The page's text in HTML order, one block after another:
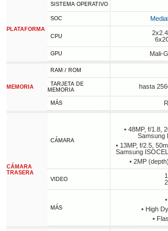
PLATAFORMA
SISTEMA OPERATIVO
SOC
CPU
GPU Mali-
MEMORIA
RAM / ROM
TARJETA DE
MEMORIA
hasta
MÁS
CÁMARA
TRASERA
CÁMARA
• 48MP, f/1.8,
Samsung
• 13MP, f/2.5,
Samsung
• 2MP
VIDEO
MÁS
• High
•